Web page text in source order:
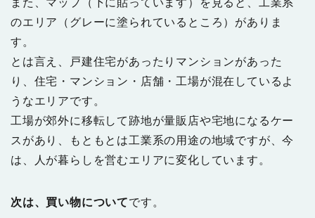
のエリア（グレーに塗られているところ）がありま
す。
とは言え、戸建住宅があったりマンションがあった
り、住宅・マンション・店舗・工場が混在しているよ
うなエリアです。
工場が郊外に移転して跡地が量販店や宅地になるケー
スがあり、もともとは工業系の用途の地域ですが、今
は、人が暮らしを営むエリアに変化しています。
次は、買い物についてです。